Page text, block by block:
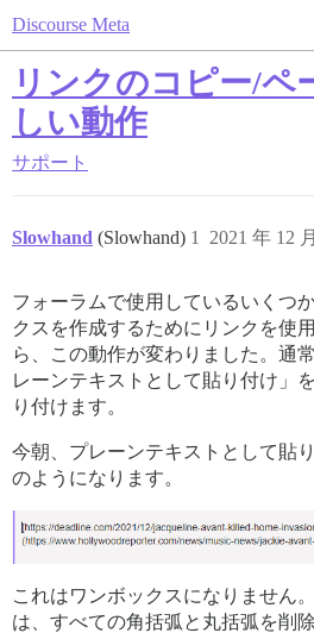
Discourse Meta
リンクのコピー/ペ
しい動作
サポート
Slowhand (Slowhand) 2021 年 12
1
フォーラムで使用しているいくつ
クスを作成するためにリンクを使
ら、この動作が変わりました。通
レーンテキストとして貼り付け」
り付けます。
今朝、プレーンテキストとして貼
のようになります。
これはワンボックスになりません
は、すべての角括弧と丸括弧を削